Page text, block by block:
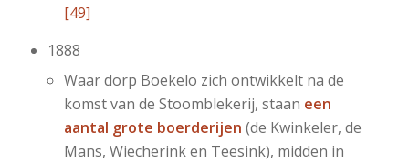
[49]
1888
Waar dorp Boekelo zich ontwikkelt na de
komst van de Stoomblekerij, staan een
aantal grote boerderijen (de Kwinkeler, de
Mans, Wiecherink en Teesink), midden in